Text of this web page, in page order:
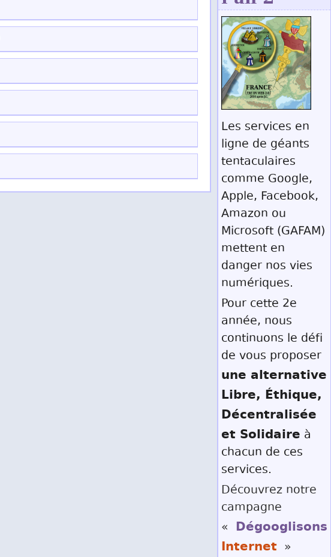
Les services en
ligne de géants
tentaculaires
comme Google,
Apple, Facebook,
Amazon ou
Microsoft (GAFAM)
mettent en
danger nos vies
numériques.
Pour cette 2e
année, nous
continuons le défi
de vous proposer
une alternative
Libre, Éthique,
Décentralisée
et Solidaire à
chacun de ces
services.
Découvrez notre
campagne
« Dégooglisons
Internet »